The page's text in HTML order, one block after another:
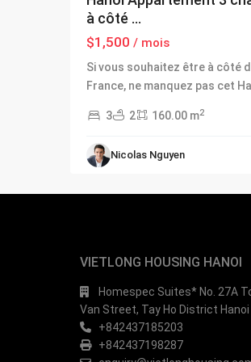
à côté ...
$1,500 / mois
Si vous souhaitez être à côté
France, ne manquez pas cet
3 2 160.00 m2
Nicolas Nguyen
VIETLONG HOUSING HANOI
Homespec Suites* No. 27A
Van Street, Tay Ho District
+842437185203
+842437198287